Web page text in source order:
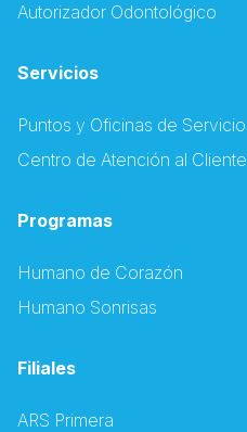
Autorizador Odontológico
Servicios
Puntos y Oficinas de Servicio
Centro de Atención al Cliente
Programas
Humano de Corazón
Humano Sonrisas
Filiales
ARS Primera